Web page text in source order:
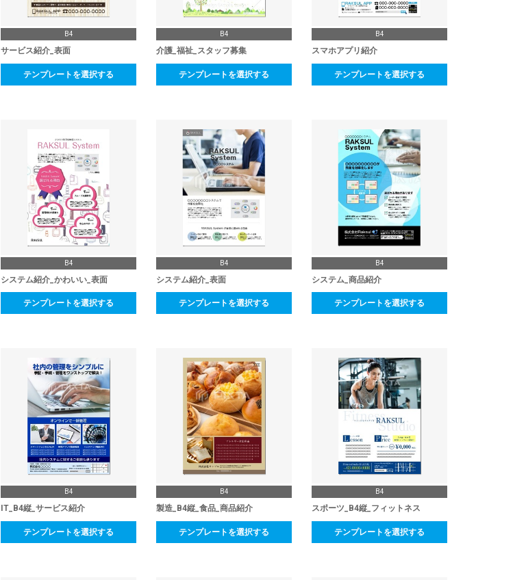
B4
サービス紹介_表面
テンプレートを選択する
B4
介護_福祉_スタッフ募集
テンプレートを選択する
B4
スマホアプリ紹介
テンプレートを選択する
B4
システム紹介_かわいい_表面
テンプレートを選択する
B4
システム紹介_表面
テンプレートを選択する
B4
システム_商品紹介
テンプレートを選択する
B4
IT_B4縦_サービス紹介
テンプレートを選択する
B4
製造_B4縦_食品_商品紹介
テンプレートを選択する
B4
スポーツ_B4縦_フィットネス
テンプレートを選択する